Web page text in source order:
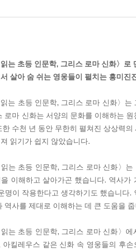
읽는 초등 인문학, 그리스 로마 신화〉로
살아 숨 쉬는 영웅들이 펼치는 흥미진
읽는 초등 인문학, 그리스 로마 신화〉
로마 신화는 서양의 문화를 이해하는
한 수천 년 동안 무한히 펼쳐진 상상력
읽기가 쉽지 않았습니다.
읽는 초등 인문학, 그리스 로마 신화〉
이해하고 살아가곤 했습니다. 역사
명이 작용한다고 생각하기도 했습니다
역사를 제대로 이해하는 데 큰 도움을
읽는 초등 인문학, 그리스 로마 신화〉
아킬레우스 같은 신화 속 영웅들의 후